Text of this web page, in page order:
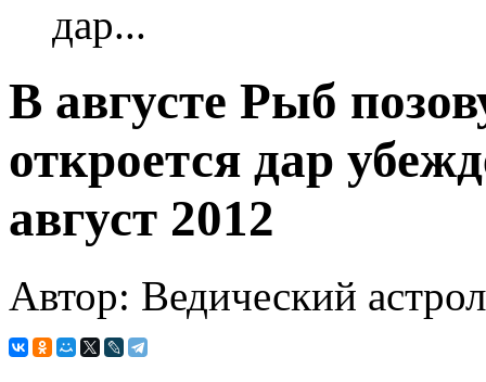
дар...
В августе Рыб
откроется дар
август 2012
Автор: Ведический